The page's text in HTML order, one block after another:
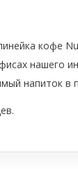
кофе
нашего
напиток в